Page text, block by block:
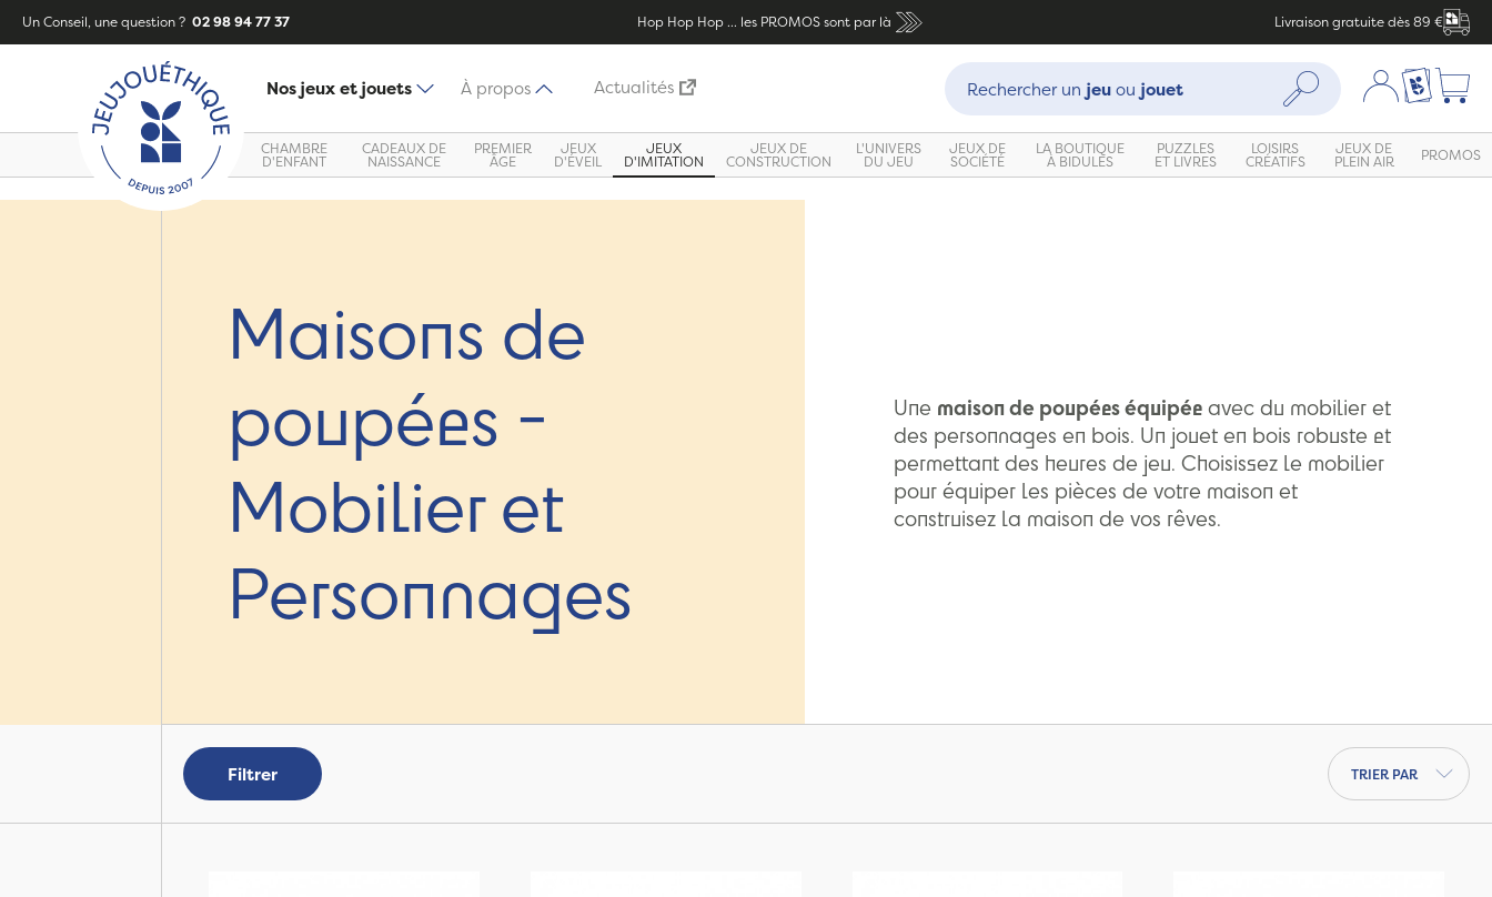
Un Conseil, une question ? 02 98 94 77 37 Hop Hop Hop ... les PROMOS sont par là Livraison gratuite dès 89 €
Nos jeux et jouets À propos Actualités
Recherche :
Rechercher un jeuou jouet Rechercher Mon compte
Ma liste
CHAMBRE
D'ENFANT
CADEAUX DE
NAISSANCE
PREMIER
ÂGE
JEUX
D'ÉVEIL
JEUX
D'IMITATION
JEUX DE
CONSTRUCTION
L'UNIVERS
DU JEU
JEUX DE
SOCIÉTÉ
LA BOUTIQUE
À BIDULES
PUZZLES
ET LIVRES
LOISIRS
CRÉATIFS
JEUX DE
PLEIN AIR PROMOS
Maisons de
poupées -
Mobilier et
Personnages
Une maison de poupées équipéeavec du mobilier et
des personnages en bois. Un jouet en bois robuste et
permettant des heures de jeu. Choisissez le mobilier
pour équiper les pièces de votre maison et
construisez la maison de vos rêves.
Filtrer
Trier par